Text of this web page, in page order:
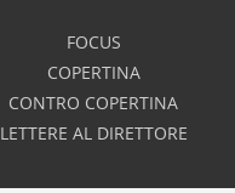
FOCUS
COPERTINA
CONTRO COPERTINA
LETTERE AL DIRETTORE